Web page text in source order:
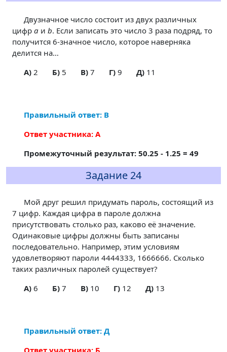
Двузначное число состоит из двух различных
цифр a и b. Если записать это число 3 раза подряд, то
получится 6-значное число, которое наверняка
делится на…
A)2 Б)5 В)7 Г)9 Д)11
Правильный ответ: В
Ответ участника: А
Промежуточный результат: 50.25 - 1.25 = 49
Задание 24
Мой друг решил придумать пароль, состоящий из
7 цифр. Каждая цифра в пароле должна
присутствовать столько раз, каково её значение.
Одинаковые цифры должны быть записаны
последовательно. Например, этим условиям
удовлетворяют пароли 4444333, 1666666. Сколько
таких различных паролей существует?
A)6 Б)7 В)10 Г)12 Д)13
Правильный ответ: Д
Ответ участника: Б